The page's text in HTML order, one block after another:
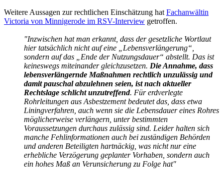
Weitere Aussagen zur rechtlichen Einschätzung hat Fachanwältin
Victoria von Minnigerode im RSV-Interview getroffen.
"Inzwischen hat man erkannt, dass der gesetzliche Wortlaut
hier tatsächlich nicht auf eine „Lebensverlängerung“,
sondern auf das „Ende der Nutzungsdauer“ abstellt. Das ist
keineswegs miteinander gleichzusetzen. Die Annahme, dass
lebensverlängernde Maßnahmen rechtlich unzulässig und
damit pauschal abzulehnen seien, ist nach aktueller
Rechtslage schlicht unzutreffend. Für erdverlegte
Rohrleitungen aus Asbestzement bedeutet das, dass etwa
Liningverfahren, auch wenn sie die Lebensdauer eines Rohres
möglicherweise verlängern, unter bestimmten
Voraussetzungen durchaus zulässig sind. Leider halten sich
manche Fehlinformationen auch bei zuständigen Behörden
und anderen Beteiligten hartnäckig, was nicht nur eine
erhebliche Verzögerung geplanter Vorhaben, sondern auch
ein hohes Maß an Verunsicherung zu Folge hat"